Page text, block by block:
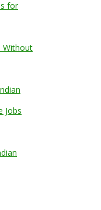
Without